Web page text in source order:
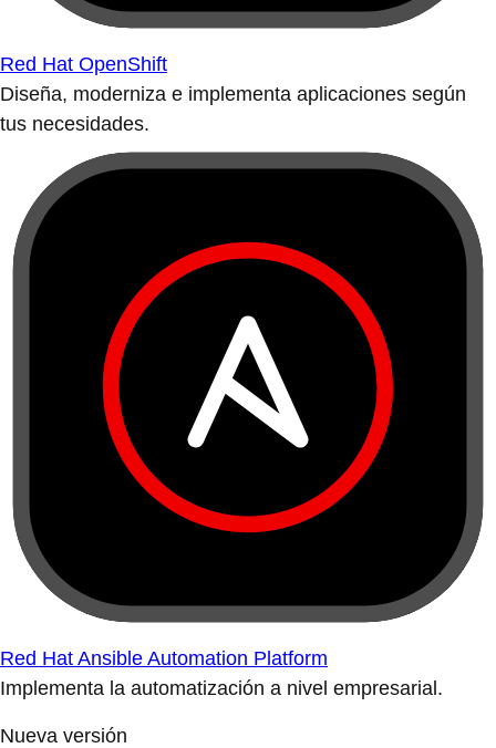
Red Hat OpenShift
Diseña, moderniza e implementa aplicaciones según
tus necesidades.
Red Hat Ansible Automation Platform
Implementa la automatización a nivel empresarial.
Nueva versión